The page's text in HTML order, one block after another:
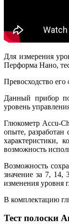
Для измерения
Перформа Нано,
Превосходство его
Данный прибор
уровень
Глюкометр Accu-
опыте,
характеристики,
возможность
Возможность
значение за 7, 14,
изменения уровня
В комплектацию
Тест полоски